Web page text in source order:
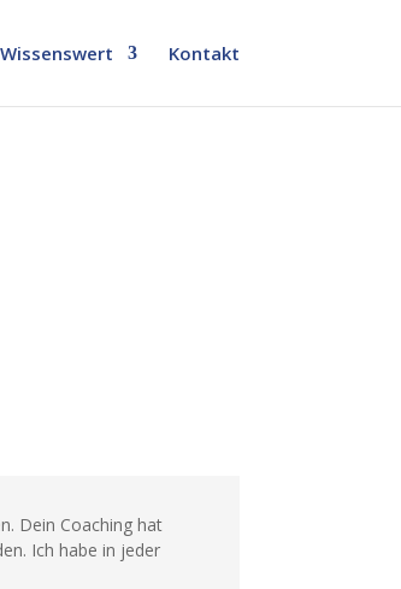
Wissenswert Kontakt
Dein Coaching hat
Ich habe in jeder